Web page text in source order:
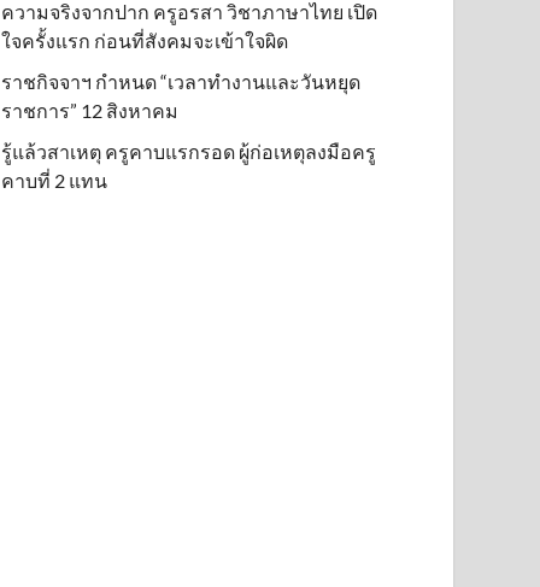
ความจริงจากปาก ครูอรสา วิชาภาษาไทย เปิด
ใจครั้งแรก ก่อนที่สังคมจะเข้าใจผิด
ราชกิจจาฯ กำหนด “เวลาทำงานและวันหยุด
ราชการ” 12 สิงหาคม
รู้แล้วสาเหตุ ครูคาบแรกรอด ผู้ก่อเหตุลงมือครู
คาบที่ 2 แทน